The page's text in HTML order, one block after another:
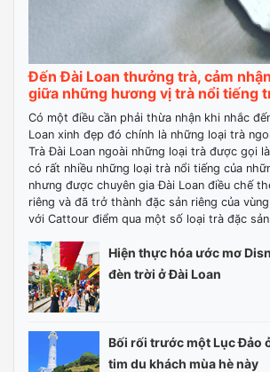
Đến Đài Loan thưởng trà, cảm
giữa những hương vị trà nổi tiếng
Có một điều cần phải thừa nhận khi nhắc
Loan xinh đẹp đó chính là những loại trà
Trà Đài Loan ngoài những loại trà được gọi
có rất nhiều những loại trà nổi tiếng của
nhưng được chuyên gia Đài Loan điều chế
riêng và đã trở thành đặc sản riêng của
với Cattour điểm qua một số loại trà đặc
Hiện thực hóa ước mơ
đèn trời ở Đài Loan
Bối rối trước một Lục Đảo
tim du khách mùa hè này